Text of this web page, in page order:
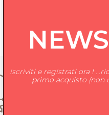
iscriviti e registrati ora !
primo acquisto (non